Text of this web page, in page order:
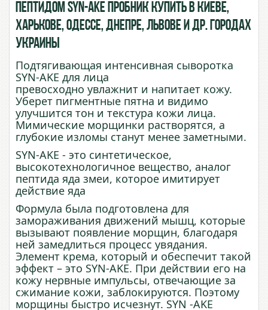
пептидом Syn-ake пробник купить в Киеве,
Харькове, Одессе, Днепре, Львове и др. городах
Украины
Подтягивающая интенсивная сыворотка
SYN-AKE для лица
превосходно увлажнит и напитает кожу.
Уберет пигментные пятна и видимо
улучшится тон и текстура кожи лица.
Мимические морщинки растворятся, а
глубокие изломы станут менее заметными.
SYN-AKE - это синтетическое,
высокотехнологичное вещество, аналог
пептида яда змеи, которое имитирует
действие яда
Формула была подготовлена для
замораживания движений мышц, которые
вызывают появление морщин, благодаря
ней замедлиться процесс увядания.
Элемент крема, который и обеспечит такой
эффект – это SYN-AKE. При действии его на
кожу нервные импульсы, отвечающие за
сжимание кожи, заблокируются. Поэтому
морщины быстро исчезнут. SYN -AKE